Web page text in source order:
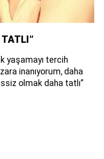
yaşamayı tercih
inanıyorum, daha
olmak daha tatlı”